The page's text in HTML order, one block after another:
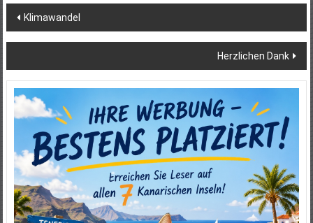
Beitragsnavigation
Klimawandel
Herzlichen Dank